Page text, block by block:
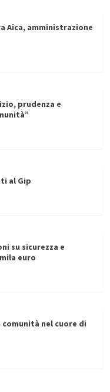
Aica, amministrazione
prudenza e
al Gip
su sicurezza e
euro
comunità nel cuore di